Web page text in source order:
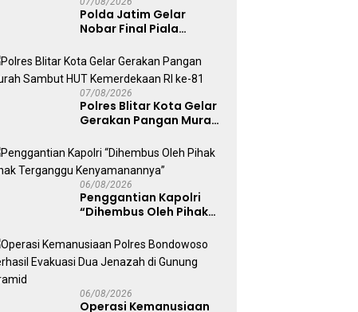
Polda Jatim Gelar
Nobar Final Piala
Bonek Mania Dukung
Persebaya dari
Lapangan Mapolda
07/08/2026
Polres Blitar Kota Gelar
Gerakan Pangan Murah
Kemerdekaan RI ke-81
06/08/2026
Penggantian Kapolri
“Dihembus Oleh Pihak
Kenyamanannya”
06/08/2026
Operasi Kemanusiaan